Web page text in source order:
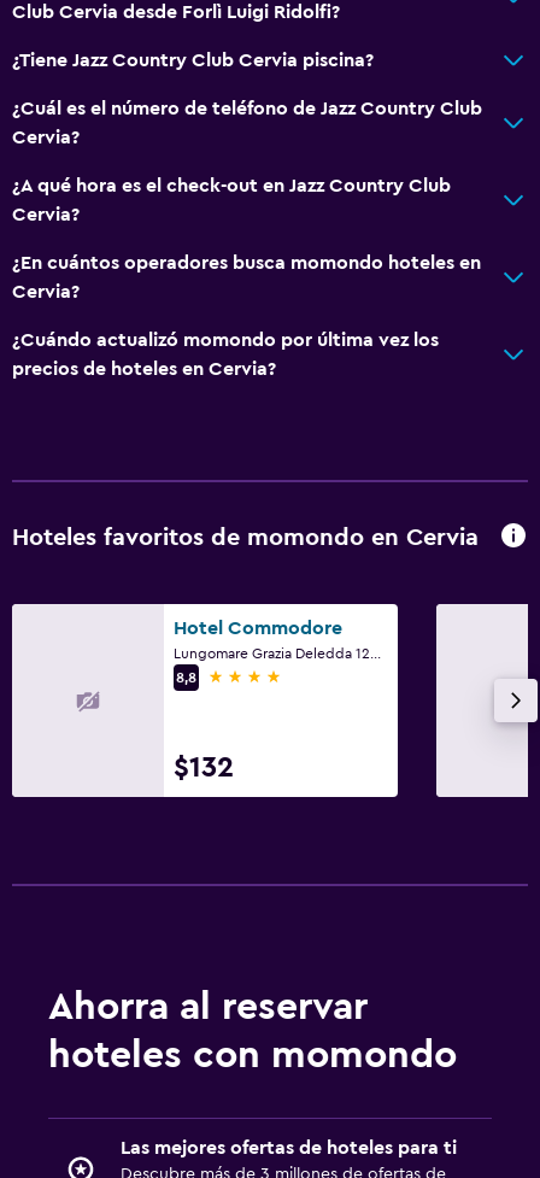
Club Cervia desde Forlì Luigi Ridolfi?
¿Tiene Jazz Country Club Cervia piscina?
¿Cuál es el número de teléfono de Jazz Country Club
Cervia?
¿A qué hora es el check-out en Jazz Country Club
Cervia?
¿En cuántos operadores busca momondo hoteles en
Cervia?
¿Cuándo actualizó momondo por última vez los
precios de hoteles en Cervia?
Hoteles favoritos de momondo en Cervia
Hotel Commodore
8,8
4 estrellas
$132
Ahorra al reservar
hoteles con momondo
Las mejores ofertas de hoteles para ti
Descubre más de 3 millones de ofertas de